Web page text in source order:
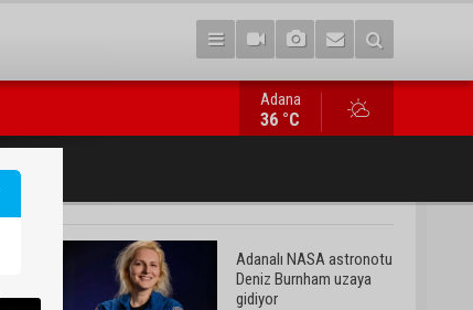
Ceyhan’da yağlık ayçiçeği hasadı başladı
Adana
36 °C
Adanalı NASA astronotu
Deniz Burnham uzaya
gidiyor